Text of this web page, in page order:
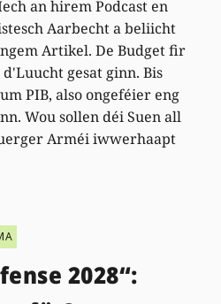
an hirem Podcast en
Aarbecht a beliicht
Artikel. De Budget fir
gesat ginn. Bis
PIB, also ongeféier eng
Wou sollen déi Suen all
Arméi iwwerhaapt
2028“: